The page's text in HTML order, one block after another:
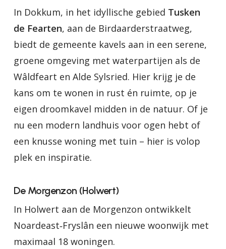
In Dokkum, in het idyllische gebied Tusken
de Fearten, aan de Birdaarderstraatweg,
biedt de gemeente kavels aan in een serene,
groene omgeving met waterpartijen als de
Wâldfeart en Alde Sylsried. Hier krijg je de
kans om te wonen in rust én ruimte, op je
eigen droomkavel midden in de natuur. Of je
nu een modern landhuis voor ogen hebt of
een knusse woning met tuin – hier is volop
plek en inspiratie.
De Morgenzon (Holwert)
In Holwert aan de Morgenzon ontwikkelt
Noardeast‑Fryslân een nieuwe woonwijk met
maximaal 18 woningen.